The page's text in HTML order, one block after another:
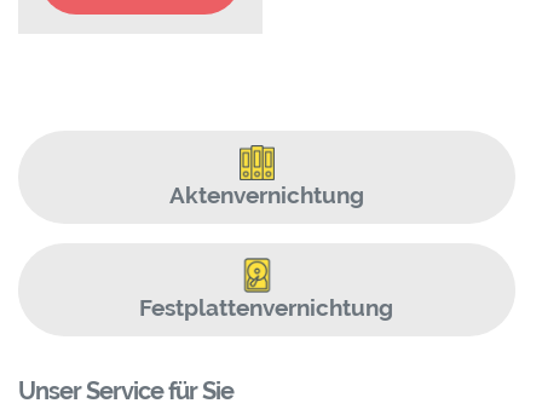
Aktenvernichtung
Festplattenvernichtung
Unser Service für Sie